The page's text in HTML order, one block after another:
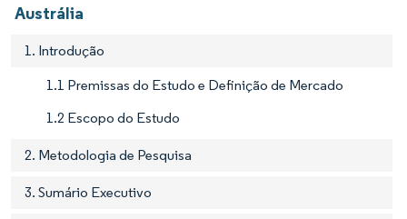
Austrália
1. Introdução
1.1 Premissas do Estudo e Definição de Mercado
1.2 Escopo do Estudo
2. Metodologia de Pesquisa
3. Sumário Executivo